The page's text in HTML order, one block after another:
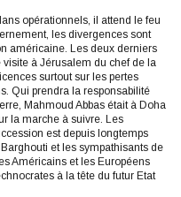
opérationnels, il attend le feu
les divergences sont
américaine. Les deux derniers
à Jérusalem du chef de la
surtout sur les pertes
Qui prendra la responsabilité
Mahmoud Abbas était à Doha
la marche à suivre. Les
est depuis longtemps
et les sympathisants de
Américains et les Européens
à la tête du futur Etat